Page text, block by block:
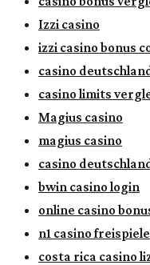
Izzi casino
izzi casino bonus
casino
casino limits
Magius casino
magius casino
casino
bwin casino login
online casino
n1 casino freispiele
costa rica casino